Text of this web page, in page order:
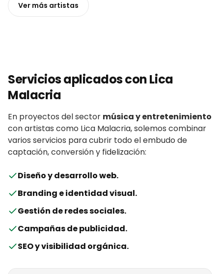
Ver más artistas
Servicios aplicados conLica
Malacria
En proyectos del sector música y entretenimiento
conartistas como Lica Malacria, solemos combinar
varios servicios para cubrir todo el embudo de
captación, conversión y fidelización:
Diseño y desarrollo web.
Branding e identidad visual.
Gestión de redes sociales.
Campañas de publicidad.
SEO y visibilidad orgánica.